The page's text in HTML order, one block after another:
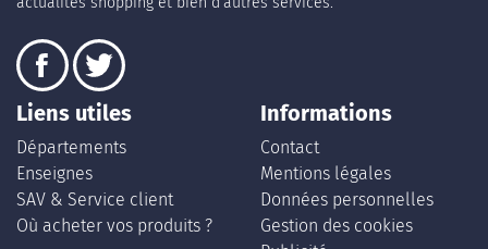
Liens utiles
Départements
Enseignes
SAV & Service client
Où acheter vos produits ?
Informations
Contact
Mentions légales
Données personnelles
Gestion des cookies